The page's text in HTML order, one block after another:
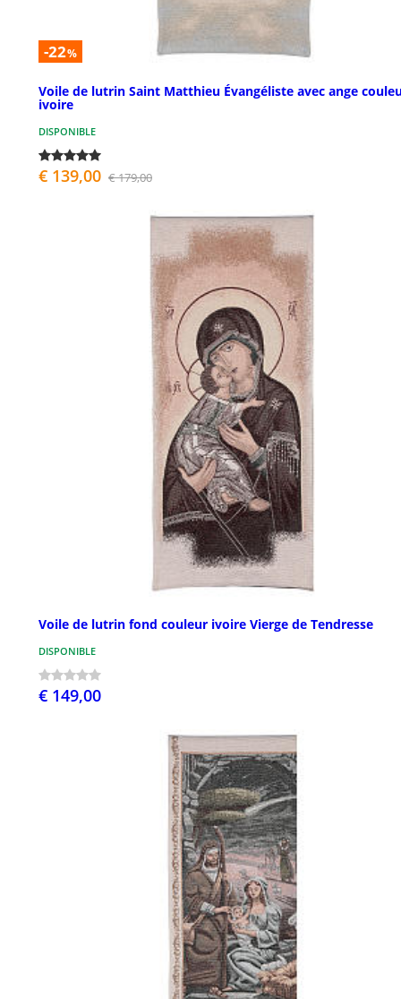
-22%
Voile de lutrin Saint Matthieu Évangéliste avec ange
ivoire
DISPONIBLE
€ 139,00 € 179,00
Voile de lutrin fond couleur ivoire Vierge de Tendresse
DISPONIBLE
€ 149,00